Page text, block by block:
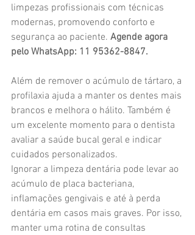
limpezas profissionais com técnicas
modernas, promovendo conforto e
segurança ao paciente. Agende agora
pelo WhatsApp: 11 95362-8847.
Além de remover o acúmulo de tártaro, a
profilaxia ajuda a manter os dentes mais
brancos e melhora o hálito. Também é
um excelente momento para o dentista
avaliar a saúde bucal geral e indicar
cuidados personalizados.
Ignorar a limpeza dentária pode levar ao
acúmulo de placa bacteriana,
inflamações gengivais e até à perda
dentária em casos mais graves. Por isso,
manter uma rotina de consultas